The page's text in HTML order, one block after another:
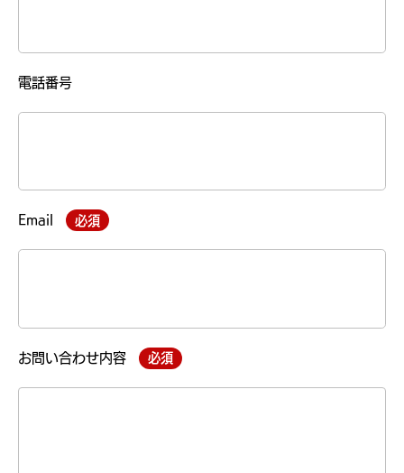
電話番号
Email 必須
お問い合わせ内容 必須